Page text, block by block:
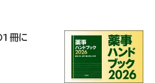
1冊に